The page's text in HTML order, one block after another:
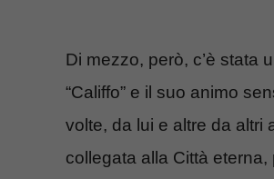
Di mezzo, però, c’è stata
“Califfo” e il suo animo
volte, da lui e altre da altri
collegata alla Città